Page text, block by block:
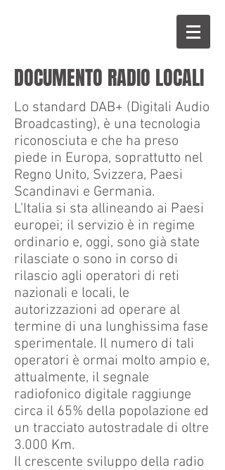
DOCUMENTO RADIO LOCALI
Lo standard DAB+ (Digitali Audio
Broadcasting), è una tecnologia
riconosciuta e che ha preso
piede in Europa, soprattutto nel
Regno Unito, Svizzera, Paesi
Scandinavi e Germania.
L’Italia si sta allineando ai Paesi
europei; il servizio è in regime
ordinario e, oggi, sono già state
rilasciate o sono in corso di
rilascio agli operatori di reti
nazionali e locali, le
autorizzazioni ad operare al
termine di una lunghissima fase
sperimentale. Il numero di tali
operatori è ormai molto ampio e,
attualmente, il segnale
radiofonico digitale raggiunge
circa il 65% della popolazione ed
un tracciato autostradale di oltre
3.000 Km.
Il crescente sviluppo della radio